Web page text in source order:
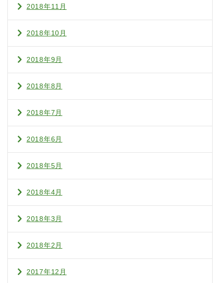
2018年11月
2018年10月
2018年9月
2018年8月
2018年7月
2018年6月
2018年5月
2018年4月
2018年3月
2018年2月
2017年12月